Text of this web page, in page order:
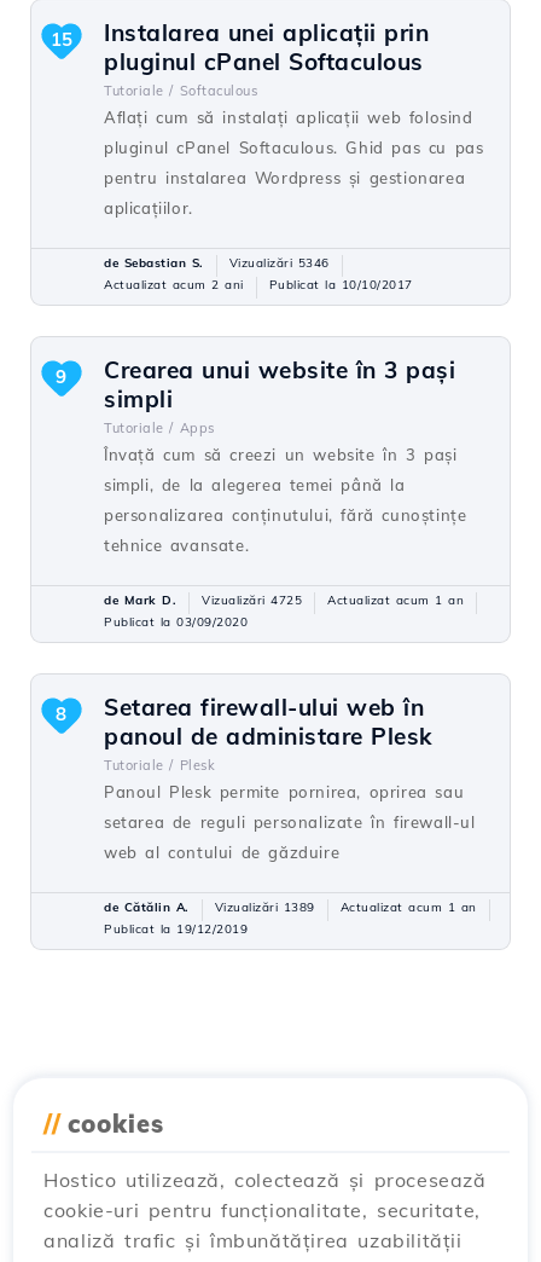
Instalarea unei aplicații prin
pluginul cPanel Softaculous
Tutoriale / Softaculous
Aflați cum să instalați aplicații web folosind
pluginul cPanel Softaculous. Ghid pas cu pas
pentru instalarea Wordpress și gestionarea
aplicațiilor.
15
de Sebastian S.
Vizualizări 5346
Actualizat acum 2 ani
Publicat la 10/10/2017
Crearea unui website în 3 pași
simpli
Tutoriale / Apps
Învață cum să creezi un website în 3 pași
simpli, de la alegerea temei până la
personalizarea conținutului, fără cunoștințe
tehnice avansate.
9
de Mark D. Vizualizări 4725
Actualizat acum 1 an
Publicat la 03/09/2020
Setarea firewall-ului web în
panoul de administare Plesk
Tutoriale / Plesk
Panoul Plesk permite pornirea, oprirea sau
setarea de reguli personalizate în firewall-ul
web al contului de găzduire
8
de Cătălin A. Vizualizări 1389
Actualizat acum 1 an
Publicat la 19/12/2019
// cookies
Hostico utilizează, colectează și procesează
cookie-uri pentru funcționalitate, securitate,
analiză trafic și îmbunătățirea uzabilității